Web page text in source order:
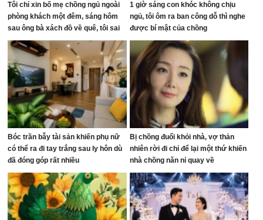
Tôi chỉ xin bố mẹ chồng ngủ ngoài
phòng khách một đêm, sáng hôm
sau ông bà xách đồ về quê, tôi sai
ở đâu?
1 giờ sáng con khóc không chịu
ngủ, tôi ôm ra ban công dỗ thì nghe
được bí mật của chồng
Bóc trần bẫy tài sản khiến phụ nữ
có thể ra đi tay trắng sau ly hôn dù
đã đóng góp rất nhiều
Bị chồng đuổi khỏi nhà, vợ thản
nhiên rời đi chỉ để lại một thứ khiến
nhà chồng năn nỉ quay về